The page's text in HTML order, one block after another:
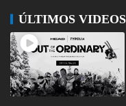
ÚLTIMOS